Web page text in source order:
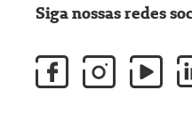
Siga nossas redes